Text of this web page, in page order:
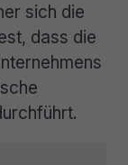
sich die
dass die